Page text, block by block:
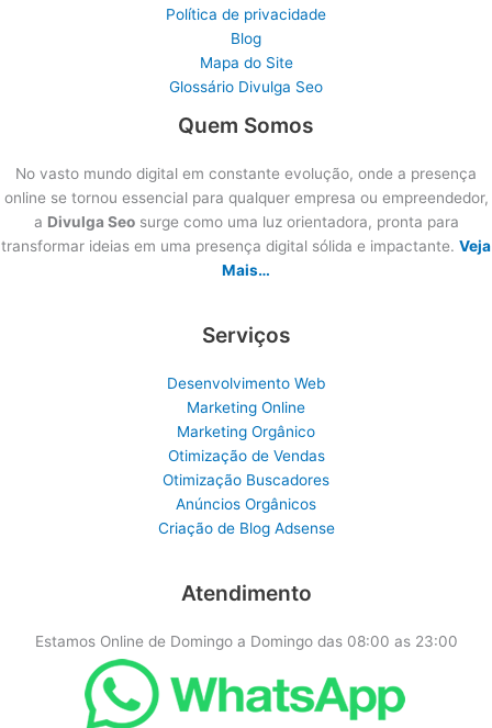
Política de privacidade
Blog
Mapa do Site
Glossário Divulga Seo
Quem Somos
No vasto mundo digital em constante evolução, onde a presença
online se tornou essencial para qualquer empresa ou empreendedor,
a Divulga Seosurge como uma luz orientadora, pronta para
transformar ideias em uma presença digital sólida e impactante. Veja
Mais…
Serviços
Desenvolvimento Web
Marketing Online
Marketing Orgânico
Otimização de Vendas
Otimização Buscadores
Anúncios Orgânicos
Criação de Blog Adsense
Atendimento
Estamos Online de Domingo a Domingo das 08:00 as 23:00